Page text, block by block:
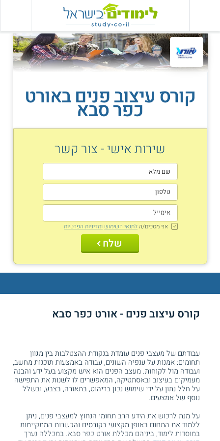
קורס עיצוב פנים באורט
כפר סבא
שירות אישי - צור קשר
אני מסכים/ה לתנאי השימוש ומדיניות הפרטיות
שלח
קורס עיצוב פנים - אורט כפר סבא
עבודתם של מעצבי פנים עומדת בנקודת ההצטלבות בין מגוון
תחומים: אמנות על ענפיה השונים, עבודה באמצעות תוכנות מחשב,
ועבודה מול לקוחות. מעצב הפנים הוא איש מקצוע בעל ידע והבנה
מעמיקים בעיצוב ובאסתטיקה, המאפשרים לו לשנות את התפישה
על חלל נתון על ידי שימוש נכון בריהוט, בתאורה, בצבע, ובשלל
נוסף של אמצעים.
על מנת לרכוש את הידע הרב תחומי הנחוץ למעצבי פנים, ניתן
ללמוד את התחום באופן מקצועי בקורסים והכשרות המתקיימות
במוסדות לימוד, ביניהם מכללת אורט כפר סבא. במכללה נערך